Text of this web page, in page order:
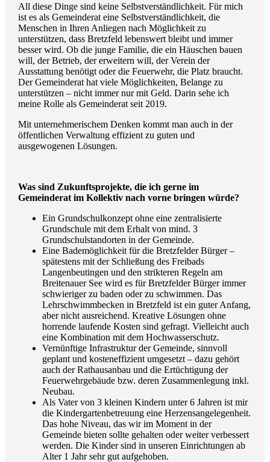
All diese Dinge sind keine Selbstverständlichkeit. Für mich
ist es als Gemeinderat eine Selbstverständlichkeit, die
Menschen in Ihren Anliegen nach Möglichkeit zu
unterstützen, dass Bretzfeld lebenswert bleibt und immer
besser wird. Ob die junge Familie, die ein Häuschen bauen
will, der Betrieb, der erweitern will, der Verein der
Ausstattung benötigt oder die Feuerwehr, die Platz braucht.
Der Gemeinderat hat viele Möglichkeiten, Belange zu
unterstützen – nicht immer nur mit Geld. Darin sehe ich
meine Rolle als Gemeinderat seit 2019.
Mit unternehmerischem Denken kommt man auch in der
öffentlichen Verwaltung effizient zu guten und
ausgewogenen Lösungen.
Was sind Zukunftsprojekte, die ich gerne im
Gemeinderat im Kollektiv nach vorne bringen würde?
Ein Grundschulkonzept ohne eine zentralisierte
Grundschule mit dem Erhalt von mind. 3
Grundschulstandorten in der Gemeinde.
Eine Bademöglichkeit für die Bretzfelder Bürger –
spätestens mit der Schließung des Freibads
Langenbeutingen und den strikteren Regeln am
Breitenauer See wird es für Bretzfelder Bürger immer
schwieriger zu baden oder zu schwimmen. Das
Lehrschwimmbecken in Bretzfeld ist ein guter Anfang,
aber nicht ausreichend. Kreative Lösungen ohne
horrende laufende Kosten sind gefragt. Vielleicht auch
eine Kombination mit dem Hochwasserschutz.
Vernünftige Infrastruktur der Gemeinde, sinnvoll
geplant und kosteneffizient umgesetzt – dazu gehört
auch der Rathausanbau und die Ertüchtigung der
Feuerwehrgebäude bzw. deren Zusammenlegung inkl.
Neubau.
Als Vater von 3 kleinen Kindern unter 6 Jahren ist mir
die Kindergartenbetreuung eine Herzensangelegenheit.
Das hohe Niveau, das wir im Moment in der
Gemeinde bieten sollte gehalten oder weiter verbessert
werden. Die Kinder sind in unseren Einrichtungen ab
Alter 1 Jahr sehr gut aufgehoben.